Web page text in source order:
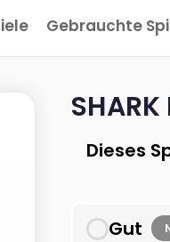
Gebrauchte
SHARK
Dieses
Gut